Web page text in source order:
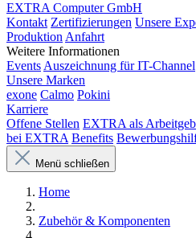
EXTRA Computer GmbH
Kontakt Zertifizierungen Unsere
Produktion Anfahrt
Weitere Informationen
Events Auszeichnung für IT-Channel
Unsere Marken
exone Calmo Pokini
Karriere
Offene Stellen EXTRA als
bei EXTRA Benefits
Menü schließen
Home
Zubehör & Komponenten